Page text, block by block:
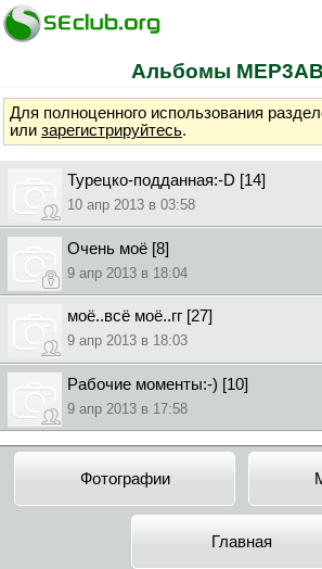
Альбомы
Для полноценного использования
или зарегистрируйтесь.
Турецко-подданная:-D [14]
10 апр 2013 в 03:58
Очень моё [8]
9 апр 2013 в 18:04
моё..всё моё..гг [27]
9 апр 2013 в 18:03
Рабочие моменты:-) [10]
9 апр 2013 в 17:58
Фотографии
Главная